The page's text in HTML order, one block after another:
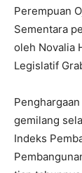
Perempuan
Sementara
oleh Novalia
Legislatif
gemilang
Indeks